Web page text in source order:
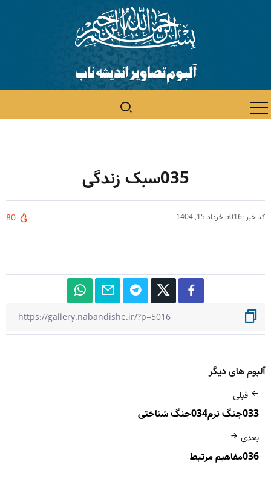
035سبک زندگی
کد خبر :5016 خرداد 15, 1404 80
آلبوم های دیگر
قبلی
033جنگ نرم034جنگ شناختی
بعدی
036مفاهیم مرتبط